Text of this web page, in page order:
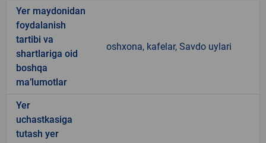
Yer maydonidan
foydalanish
tartibi va
shartlariga oid
boshqa
ma’lumotlar
oshxona, kafelar, Savdo uylari
Yer
uchastkasiga
tutash yer